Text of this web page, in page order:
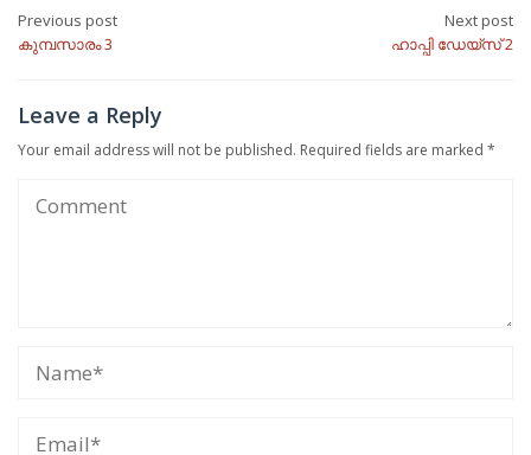
Post
navigation
Previous post
കുമ്പസാരം 3
Next post
ഹാപ്പി ഡേയ്‌സ് 2
Leave a Reply
Your email address will not be published. Required fields are marked *